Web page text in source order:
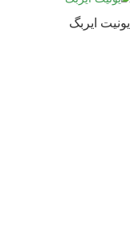
یونیت ایربگ